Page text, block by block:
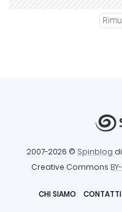
2007-2026 © Spinblog
Creative Commons
CHI SIAMO CONTATTI